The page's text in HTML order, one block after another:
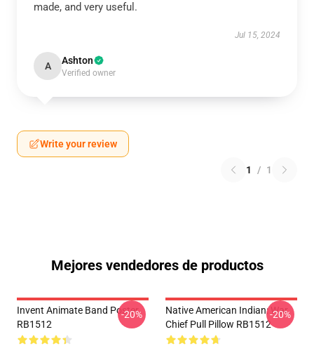
made, and very useful.
Jul 15, 2024
A Ashton
Verified owner
Write your review
1 / 1
Mejores vendedores de productos
Invent Animate Band Poster
RB1512
-20%
Native American Indian: War
Chief Pull Pillow RB1512
-20%